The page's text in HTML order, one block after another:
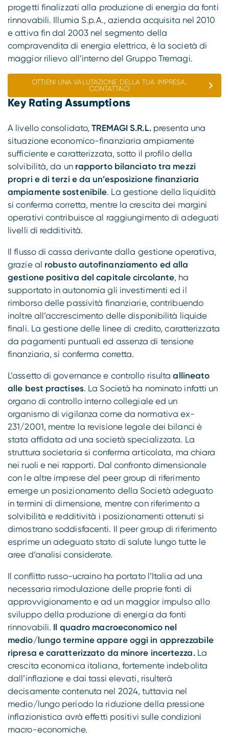
progetti finalizzati alla produzione di energia da fonti
rinnovabili. Illumia S.p.A., azienda acquisita nel 2010
e attiva fin dal 2003 nel segmento della
compravendita di energia elettrica, è la società di
maggior rilievo all’interno del Gruppo Tremagi.
OTTIENI UNA VALUTAZIONE DELLA TUA IMPRESA,
CONTATTACI
Key Rating Assumptions
A livello consolidato,TREMAGI S.R.L.presenta una
situazione economico-finanziaria ampiamente
sufficiente e caratterizzata, sotto il profilo della
solvibilità, da un rapporto bilanciato tra mezzi
propri e di terzi e da un’esposizione finanziaria
ampiamente sostenibile. La gestione della liquidità
si conferma corretta, mentre la crescita dei margini
operativi contribuisce al raggiungimento di adeguati
livelli di redditività.
Il flusso di cassa derivante dalla gestione operativa,
grazie al robusto autofinanziamento ed alla
gestione positiva del capitale circolante, ha
supportato in autonomia gli investimenti ed il
rimborso delle passività finanziarie, contribuendo
inoltre all’accrescimento delle disponibilità liquide
finali. La gestione delle linee di credito, caratterizzata
da pagamenti puntuali ed assenza di tensione
finanziaria, si conferma corretta.
L’assetto di governance e controllo risultaallineato
alle best practises. La Società ha nominato infatti un
organo di controllo interno collegiale ed un
organismo di vigilanza come da normativa ex-
231/2001, mentre la revisione legale dei bilanci è
stata affidata ad una società specializzata. La
struttura societaria si conferma articolata, ma chiara
nei ruoli e nei rapporti. Dal confronto dimensionale
con le altre imprese del peer group di riferimento
emerge un posizionamento della Società adeguato
in termini di dimensione, mentre con riferimento a
solvibilità e redditività i posizionamenti ottenuti si
dimostrano soddisfacenti. Il peer group di riferimento
esprime un adeguato stato di salute lungo tutte le
aree d’analisi considerate.
Il conflitto russo-ucraino ha portato l’Italia ad una
necessaria rimodulazione delle proprie fonti di
approvvigionamento e ad un maggior impulso allo
sviluppo della produzione di energia da fonti
rinnovabili. Il quadro macroeconomico nel
medio/lungo termine appare oggi in apprezzabile
ripresa e caratterizzato da minore incertezza.La
crescita economica italiana, fortemente indebolita
dall’inflazione e dai tassi elevati, risulterà
decisamente contenuta nel 2024, tuttavia nel
medio/lungo periodo la riduzione della pressione
inflazionistica avrà effetti positivi sulle condizioni
macro-economiche.